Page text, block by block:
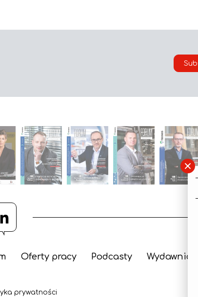
LinkedIn
Oferty pracy Podcasty
prywatności
×